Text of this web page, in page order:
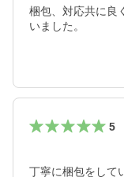
梱包、対応共に良
いました。
5
丁寧に梱包をして